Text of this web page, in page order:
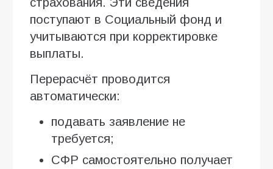
поступают в Социальный фонд и
учитываются при корректировке
выплаты.
Перерасчёт проводится
автоматически:
подавать заявление не
требуется;
СФР самостоятельно получает